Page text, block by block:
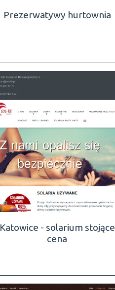
Prezerwatywy hurtownia
Katowice - solarium stojące
cena